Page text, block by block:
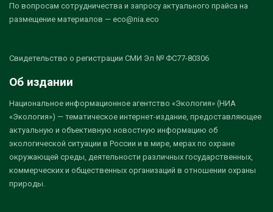
По вопросам сотрудничества и запросу актуального прайса на
размещение материалов — eco@nia.eco
Свидетельство о регистрации СМИ Эл № ФС77-80306
Об издании
Национальное информационное агентство «Экология» (НИА
«Экология») — тематическое интернет-издание, предоставляющее
актуальную и объективную новостную информацию об
экологической ситуации в России и в мире, мерах по охране
окружающей среды, деятельности различных государственных,
коммерческих и общественных организаций в отношении охраны
природы.